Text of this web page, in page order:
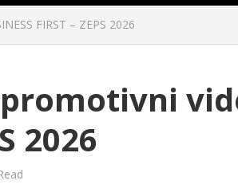
FIRST – ZEPS 2026
2026